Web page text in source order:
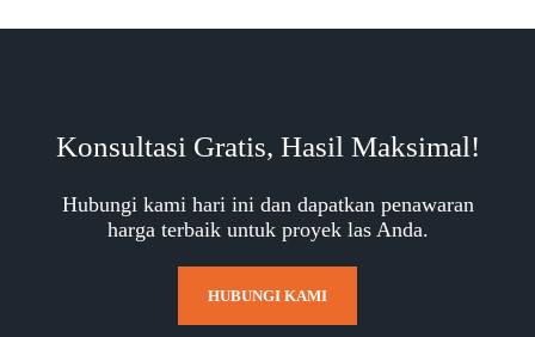
Konsultasi Gratis, Hasil Maksimal!
Hubungi kami hari ini dan dapatkan penawaran
harga terbaik untuk proyek las Anda.
HUBUNGI KAMI